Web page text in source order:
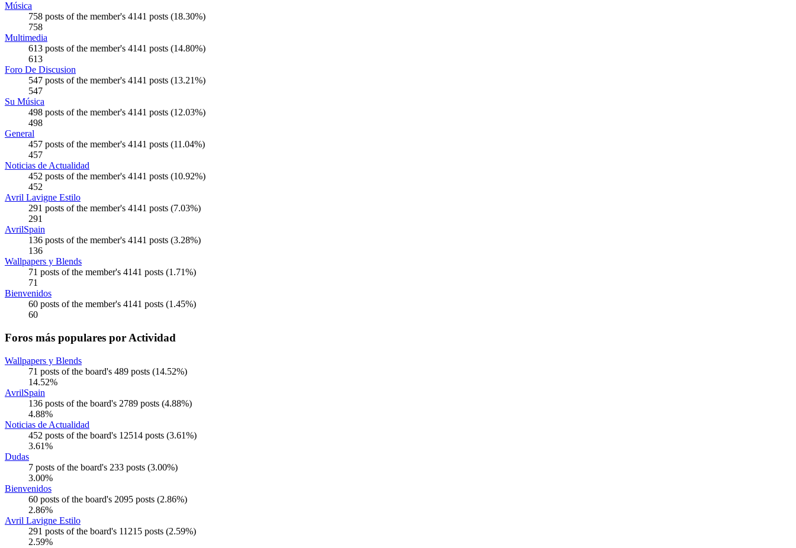
Música
758 posts of the member's 4141 posts (18.30%)
758
Multimedia
613 posts of the member's 4141 posts (14.80%)
613
Foro De Discusion
547 posts of the member's 4141 posts (13.21%)
547
Su Música
498 posts of the member's 4141 posts (12.03%)
498
General
457 posts of the member's 4141 posts (11.04%)
457
Noticias de Actualidad
452 posts of the member's 4141 posts (10.92%)
452
Avril Lavigne Estilo
291 posts of the member's 4141 posts (7.03%)
291
AvrilSpain
136 posts of the member's 4141 posts (3.28%)
136
Wallpapers y Blends
71 posts of the member's 4141 posts (1.71%)
71
Bienvenidos
60 posts of the member's 4141 posts (1.45%)
60
Foros más populares por Actividad
Wallpapers y Blends
71 posts of the board's 489 posts (14.52%)
14.52%
AvrilSpain
136 posts of the board's 2789 posts (4.88%)
4.88%
Noticias de Actualidad
452 posts of the board's 12514 posts (3.61%)
3.61%
Dudas
7 posts of the board's 233 posts (3.00%)
3.00%
Bienvenidos
60 posts of the board's 2095 posts (2.86%)
2.86%
Avril Lavigne Estilo
291 posts of the board's 11215 posts (2.59%)
2.59%